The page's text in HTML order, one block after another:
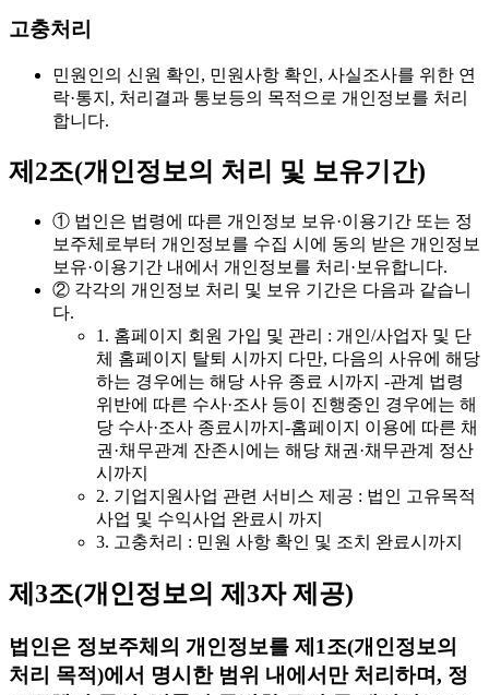
고충처리
민원인의 신원 확인, 민원사항 확인, 사실조사를 위한 연
락·통지, 처리결과 통보등의 목적으로 개인정보를 처리
합니다.
제2조(개인정보의 처리 및 보유기간)
① 법인은 법령에 따른 개인정보 보유·이용기간 또는 정
보주체로부터 개인정보를 수집 시에 동의 받은 개인정보
보유·이용기간 내에서 개인정보를 처리·보유합니다.
② 각각의 개인정보 처리 및 보유 기간은 다음과 같습니
다.
1. 홈페이지 회원 가입 및 관리 : 개인/사업자 및 단
체 홈페이지 탈퇴 시까지 다만, 다음의 사유에 해당
하는 경우에는 해당 사유 종료 시까지 -관계 법령
위반에 따른 수사·조사 등이 진행중인 경우에는 해
당 수사·조사 종료시까지-홈페이지 이용에 따른 채
권·채무관계 잔존시에는 해당 채권·채무관계 정산
시까지
2. 기업지원사업 관련 서비스 제공 : 법인 고유목적
사업 및 수익사업 완료시 까지
3. 고충처리 : 민원 사항 확인 및 조치 완료시까지
제3조(개인정보의 제3자 제공)
법인은 정보주체의 개인정보를 제1조(개인정보의
처리 목적)에서 명시한 범위 내에서만 처리하며, 정